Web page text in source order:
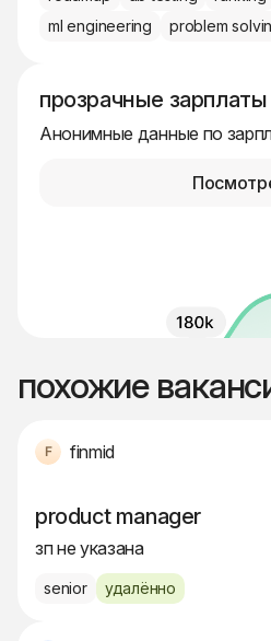
ml engineering
problem
прозрачные зарплаты
Анонимные данные по
похожие
finmid
product manager
зп не указана
senior удалённо